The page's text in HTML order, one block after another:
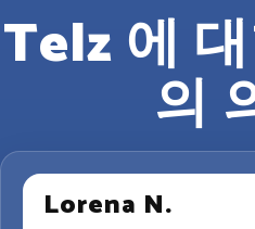
Telz 에
의
Lorena N.